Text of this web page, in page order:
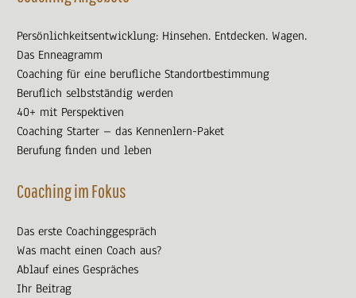
Persönlichkeitsentwicklung: Hinsehen. Entdecken. Wagen.
Das Enneagramm
Coaching für eine berufliche Standortbestimmung
Beruflich selbstständig werden
40+ mit Perspektiven
Coaching Starter – das Kennenlern-Paket
Berufung finden und leben
Coaching im Fokus
Das erste Coachinggespräch
Was macht einen Coach aus?
Ablauf eines Gespräches
Ihr Beitrag